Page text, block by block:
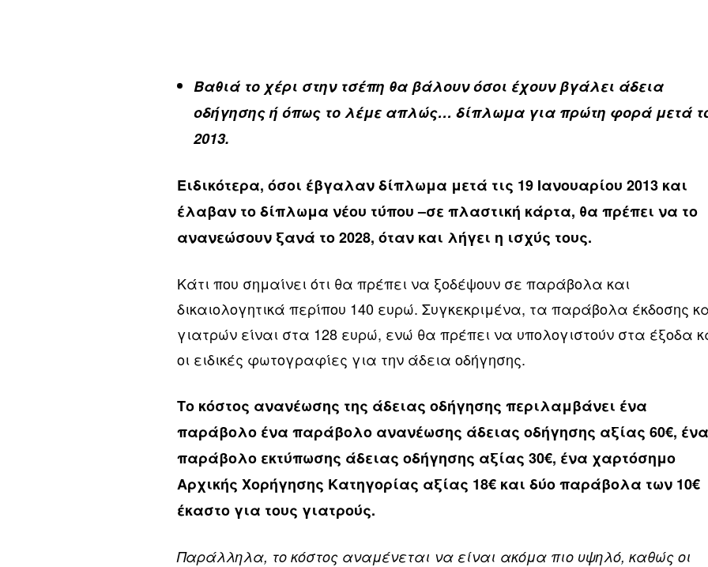
Βαθιά το χέρι στην τσέπη θα βάλουν όσοι έχουν βγάλει άδεια
οδήγησης ή όπως το λέμε απλώς… δίπλωμα για πρώτη φορά μετά
2013.
Ειδικότερα, όσοι έβγαλαν δίπλωμα μετά τις 19 Ιανουαρίου 2013 και
έλαβαν το δίπλωμα νέου τύπου –σε πλαστική κάρτα, θα πρέπει να το
ανανεώσουν ξανά το 2028, όταν και λήγει η ισχύς τους.
Κάτι που σημαίνει ότι θα πρέπει να ξοδέψουν σε παράβολα και
δικαιολογητικά περίπου 140 ευρώ. Συγκεκριμένα, τα παράβολα έκδοσης
γιατρών είναι στα 128 ευρώ, ενώ θα πρέπει να υπολογιστούν στα έξοδα
οι ειδικές φωτογραφίες για την άδεια οδήγησης.
Το κόστος ανανέωσης της άδειας οδήγησης περιλαμβάνει ένα
παράβολο ένα παράβολο ανανέωσης άδειας οδήγησης αξίας 60€,
παράβολο εκτύπωσης άδειας οδήγησης αξίας 30€, ένα χαρτόσημο
Αρχικής Χορήγησης Κατηγορίας αξίας 18€ και δύο παράβολα των 10€
έκαστο για τους γιατρούς.
Παράλληλα, το κόστος αναμένεται να είναι ακόμα πιο υψηλό, καθώς οι